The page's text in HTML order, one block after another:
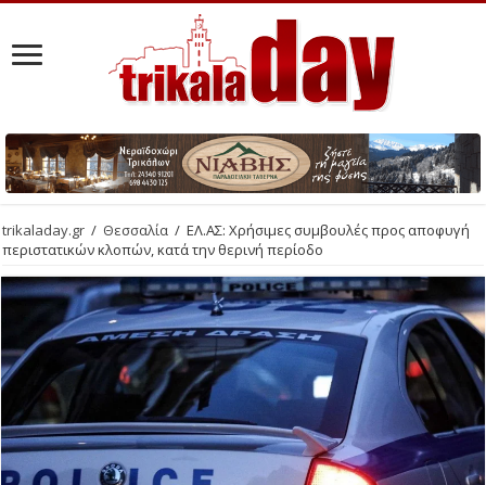
trikaladay.gr / Θεσσαλία / ΕΛ.ΑΣ: Χρήσιμες συμβουλές προς αποφυγή
περιστατικών κλοπών, κατά την θερινή περίοδο